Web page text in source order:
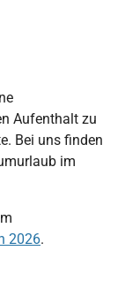
Aufenthalt zu
Bei uns finden
im
2026.